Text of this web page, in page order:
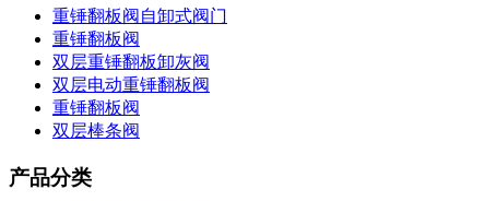
重锤翻板阀自卸式阀门
重锤翻板阀
双层重锤翻板卸灰阀
双层电动重锤翻板阀
重锤翻板阀
双层棒条阀
产品分类